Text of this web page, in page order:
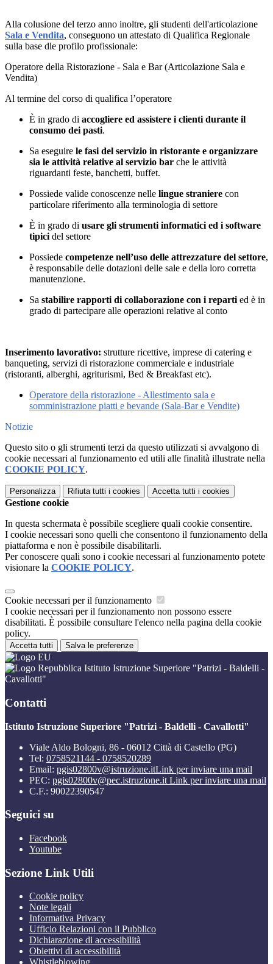
Alla colusione del terzo anno inoltre, gli studenti dell'articolazione
Sala e Vendita, conseguono un attestato di Qualifica Regionale
sulla base dle profilo profissionale:
Operatore della Ristorazione - Sala e Bar (Articolazione Sala e
Vendita)
Al termine del corso di qualifica l’operatore
È in grado di accogliere ed assistere i clienti durante il
consumo dei pasti.
Sa eseguire le fasi del servizio in ristorante e organizzare
sia le attività relative al servizio bar che le attività
riguardanti feste, banchetti, buffet.
Possiede valide conoscenze nelle lingue straniere con
particolare riferimento alla terminologia di settore
È in grado di usare gli strumenti informatici ed i software
tipici del settore
Possiede competenze nell’uso delle attrezzature del settore,
è responsabile delle dotazioni delle sale e della loro corretta
manutenzione.
Sa stabilire rapporti di collaborazione con i reparti ed è in
grado di partecipare alle operazioni relative al conto
Inserimento lavorativo: strutture ricettive, imprese di catering e
banqueting, servizi di ristorazione commerciale e industriale
(ristoranti, alberghi, agriturismi, Bed & Breakfast etc).
Operatore della ristorazione - Allestimento sala e
somministrazione piatti e bevande (Sala-Bar e Vendite)
Notizie
Questo sito o gli strumenti terzi da questo utilizzati si avvalgono di
cookie necessari al funzionamento ed utili alle finalità illustrate nella
COOKIE POLICY.
Personalizza Rifiuta tutti i cookies Accetta tutti i cookies
Gestione cookie
In questa schermata è possibile scegliere quali cookie consentire.
I cookie necessari sono quelli che consentono il funzionamento della
piattaforma e non è possibile disabilitarli.
Per conoscere quali sono i cookie necessari al funzionamento potete
visionare la COOKIE POLICY.
Cookie necessari per il funzionamento
I cookie necessari per il funzionamento non possono essere
disabilitati. È possibile consultare l'elenco nella pagina della cookie
policy.
Accetta tutti Salva le preferenze
Istituto Istruzione Superiore "Patrizi - Baldelli -
Cavallotti"
Contatti
Istituto Istruzione Superiore "Patrizi - Baldelli - Cavallotti"
Viale Aldo Bologni, 86 - 06012 Città di Castello (PG)
Tel: 0758521144 - 0758520289
Email: pgis02800v@istruzione.itLink per inviare una mail
PEC: pgis02800v@pec.istruzione.it Link per inviare una mail
C.F.: 90022390547
Seguici su
Facebook
Youtube
Sezione Link Utili
Cookie policy
Note legali
Informativa Privacy
Ufficio Relazioni con il Pubblico
Dichiarazione di accessibilità
Obiettivi di accessibilità